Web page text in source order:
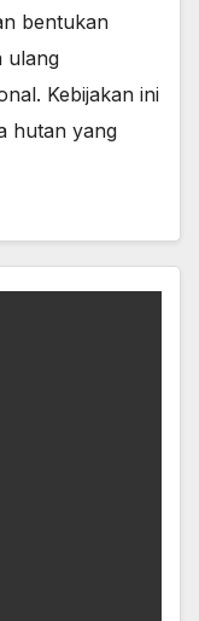
bentukan
ulang
Kebijakan ini
hutan yang